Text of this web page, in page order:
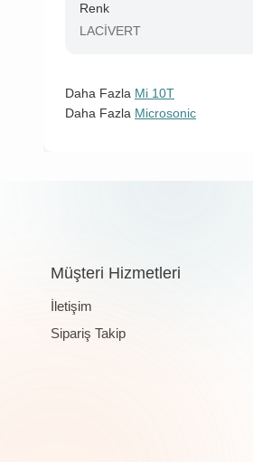
Renk
LACİVERT
Daha Fazla Mi 10T
Daha Fazla Microsonic
Müşteri Hizmetleri
İletişim
Sipariş Takip